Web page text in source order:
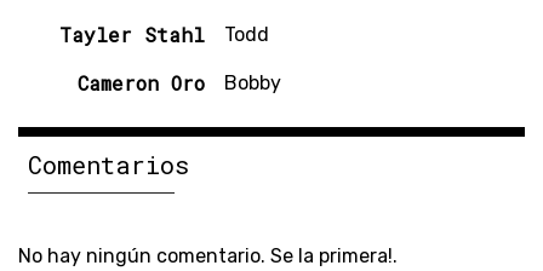
Tayler Stahl Todd
Cameron Oro Bobby
Comentarios
No hay ningún comentario. Se la primera!.